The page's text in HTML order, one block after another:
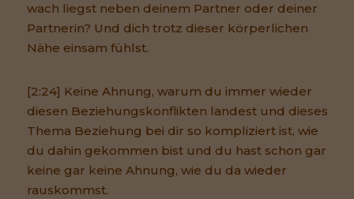
wach liegst neben deinem Partner oder deiner
Partnerin? Und dich trotz dieser körperlichen
Nähe einsam fühlst.
[2:24] Keine Ahnung, warum du immer wieder
diesen Beziehungskonflikten landest und dieses
Thema Beziehung bei dir so kompliziert ist, wie
du dahin gekommen bist und du hast schon gar
keine gar keine Ahnung, wie du da wieder
rauskommst.